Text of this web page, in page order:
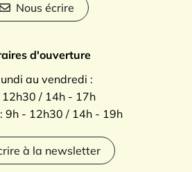
Nous écrire
d'ouverture
au vendredi :
/ 14h - 17h
9h - 12h30 / 14h - 19h
à la newsletter